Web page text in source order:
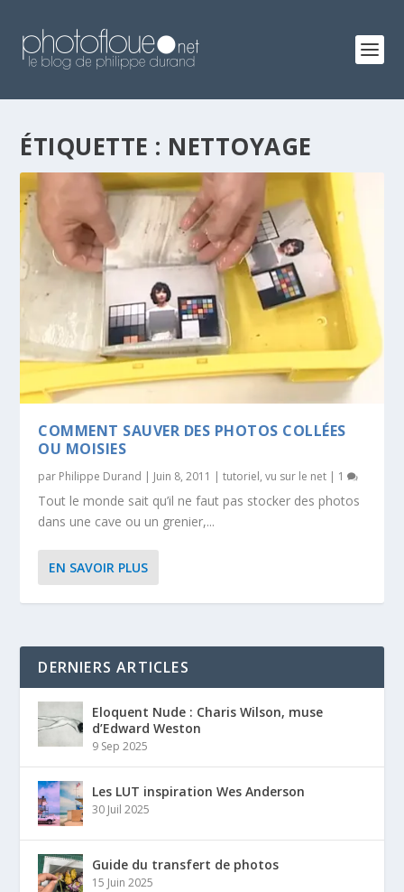
ÉTIQUETTE : NETTOYAGE
COMMENT SAUVER DES PHOTOS COLLÉES
OU MOISIES
par Philippe Durand | Juin 8, 2011 |tutoriel,vu sur le net | 1
Tout le monde sait qu’il ne faut pas stocker des photos
dans une cave ou un grenier,...
EN SAVOIR PLUS
DERNIERS ARTICLES
Eloquent Nude : Charis Wilson, muse
d’Edward Weston
9 Sep 2025
Les LUT inspiration Wes Anderson
30 Juil 2025
Guide du transfert de photos
15 Juin 2025